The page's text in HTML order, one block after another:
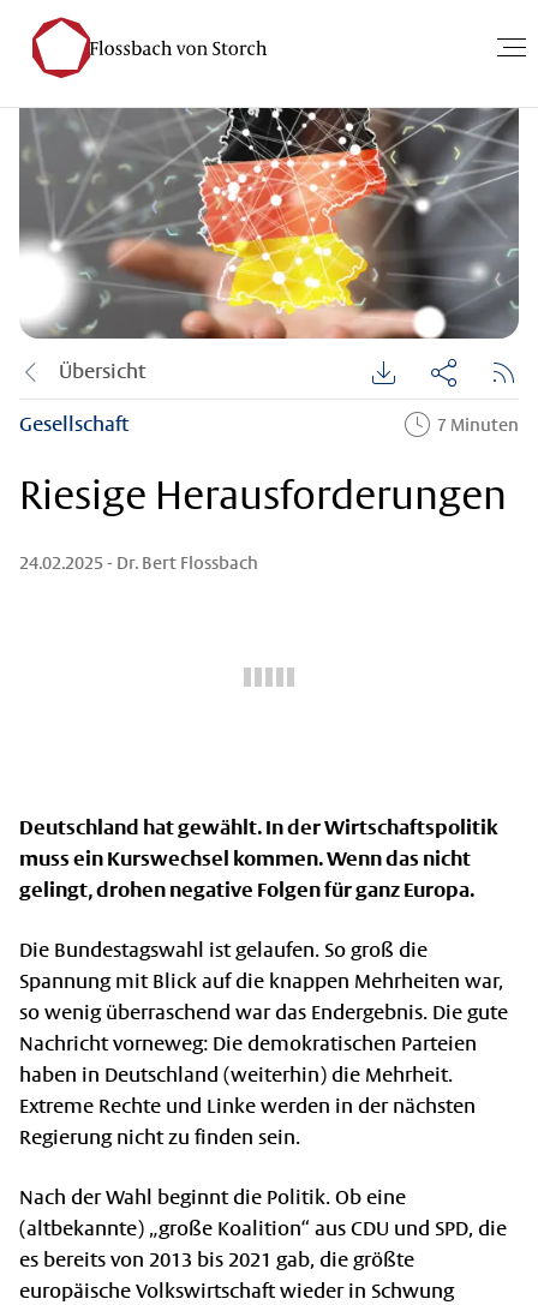
Übersicht
Gesellschaft 7 Minuten
Riesige Herausforderungen
24.02.2025- Dr. Bert Flossbach
Deutschland hat gewählt. In der Wirtschaftspolitik
muss ein Kurswechsel kommen. Wenn das nicht
gelingt, drohen negative Folgen für ganz Europa.
Die Bundestagswahl ist gelaufen. So groß die
Spannung mit Blick auf die knappen Mehrheiten war,
so wenig überraschend war das Endergebnis. Die gute
Nachricht vorneweg: Die demokratischen Parteien
haben in Deutschland (weiterhin) die Mehrheit.
Extreme Rechte und Linke werden in der nächsten
Regierung nicht zu finden sein.
Nach der Wahl beginnt die Politik. Ob eine
(altbekannte) „große Koalition“ aus CDU und SPD, die
es bereits von 2013 bis 2021 gab, die größte
europäische Volkswirtschaft wieder in Schwung